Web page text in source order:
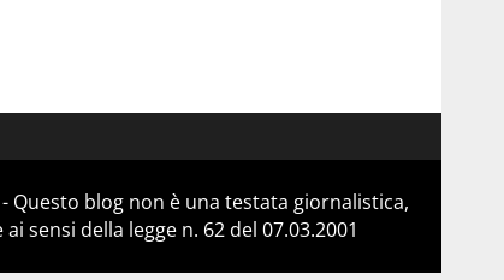
Questo blog non è una testata giornalistica,
della legge n. 62 del 07.03.2001